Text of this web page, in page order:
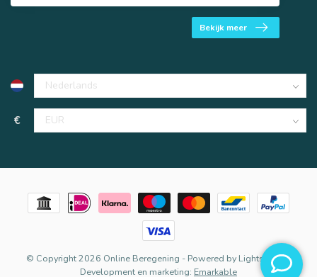
Bekijk meer
€
© Copyright 2026 Online Beregening - Powered by Lightspeed-
Development en marketing: Emarkable